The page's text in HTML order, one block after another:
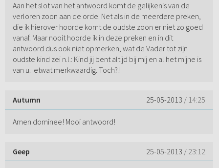
Aan het slot van het antwoord komt de gelijkenis van de
verloren zoon aan de orde. Net als in de meerdere preken,
die ik hierover hoorde komt de oudste zoon er niet zo goed
vanaf. Maar nooit hoorde ik in deze preken en in dit
antwoord dus ook niet opmerken, wat de Vader tot zijn
oudste kind zei n.l.: Kind jij bent altijd bij mij en al het mijne is
van u. Ietwat merkwaardig. Toch?!
Autumn 25-05-2013 / 14:25
Amen dominee! Mooi antwoord!
Geep 25-05-2013 / 23:12